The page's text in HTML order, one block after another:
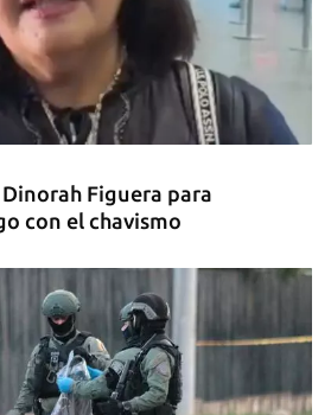
Figuera para
con el chavismo